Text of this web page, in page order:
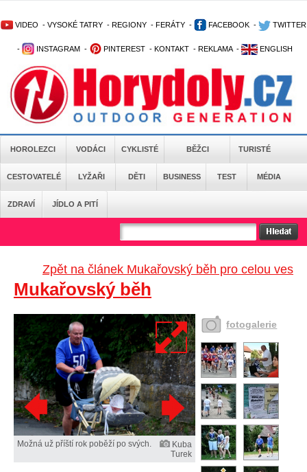
VIDEO - VYSOKÉ TATRY - REGIONY - FERÁTY - FACEBOOK - TWITTER
- INSTAGRAM - PINTEREST - KONTAKT - REKLAMA - ENGLISH
HOROLEZCI VODÁCI CYKLISTÉ BĚŽCI TURISTÉ
CESTOVATELÉ LYŽAŘI DĚTI BUSINESS TEST MÉDIA
ZDRAVÍ JÍDLO A PITÍ
Zpět na článek Mukařovský běh pro celou ves
Mukařovský běh
Možná už příští rok poběží po svých.
Kuba
Turek
fotogalerie